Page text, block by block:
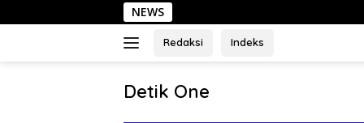
ke
NEWS
Redaksi Indeks
Detik One